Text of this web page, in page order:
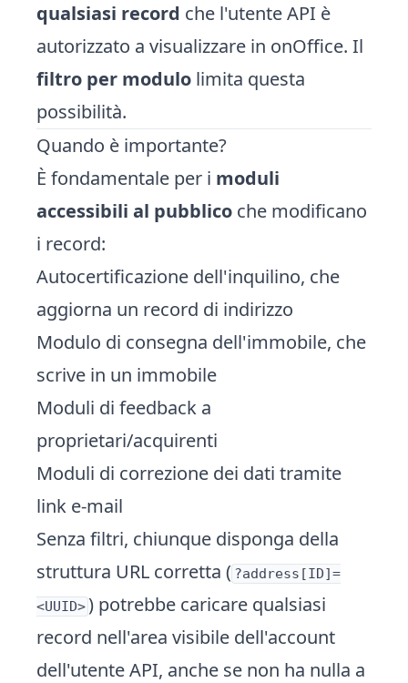
qualsiasi record che l'utente API è
autorizzato a visualizzare in onOffice. Il
filtro per modulo limita questa
possibilità.
Quando è importante?
È fondamentale per i moduli
accessibili al pubblico che modificano
i record:
Autocertificazione dell'inquilino, che
aggiorna un record di indirizzo
Modulo di consegna dell'immobile, che
scrive in un immobile
Moduli di feedback a
proprietari/acquirenti
Moduli di correzione dei dati tramite
link e-mail
Senza filtri, chiunque disponga della
struttura URL corretta ( ?address[ID]=
<UUID>) potrebbe caricare qualsiasi
record nell'area visibile dell'account
dell'utente API, anche se non ha nulla a